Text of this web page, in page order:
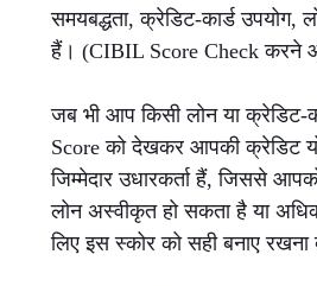
समयबद्धता, क्रेडिट-कार्ड उपयोग,
हैं। (CIBIL Score Check करने
जब भी आप किसी लोन या
Score को देखकर आपकी क्रेडिट
जिम्मेदार उधारकर्ता हैं, जिससे
लोन अस्वीकृत हो सकता है या
लिए इस स्कोर को सही बनाए